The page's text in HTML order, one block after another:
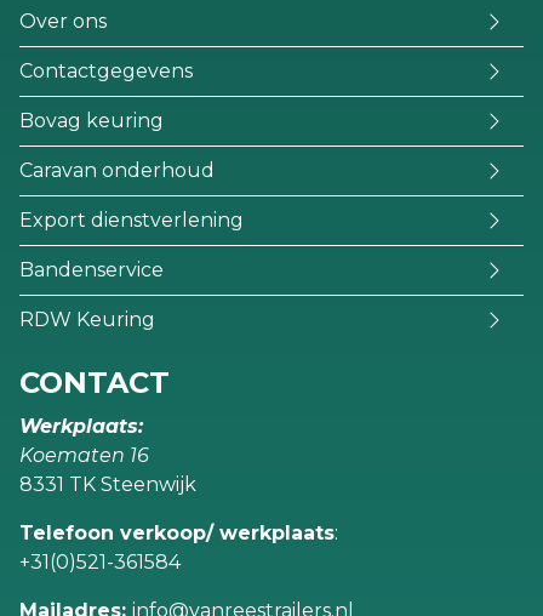
Over ons
Contactgegevens
Bovag keuring
Caravan onderhoud
Export dienstverlening
Bandenservice
RDW Keuring
CONTACT
Werkplaats:
Koematen 16
8331 TK Steenwijk
Telefoon verkoop/ werkplaats:
+31(0)521-361584
Mailadres: info@vanreestrailers.nl